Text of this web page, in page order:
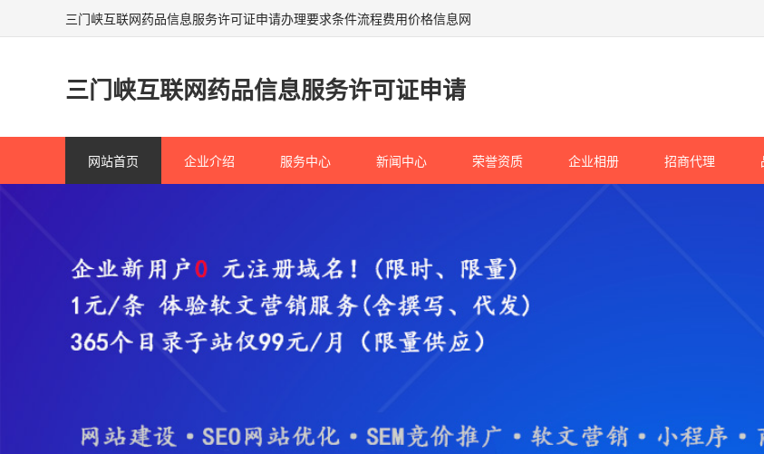
三门峡互联网药品信息服务许可证申请办理要求条件流程费用价格信息网
三门峡互联网药品信息服务许可证申请
网站首页 企业介绍 服务中心 新闻中心 荣誉资质 企业相册 招商代理